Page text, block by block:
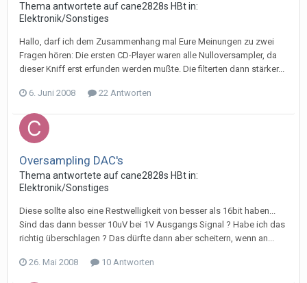
Thema antwortete aufcane2828s HBtin:
Elektronik/Sonstiges
Hallo, darf ich dem Zusammenhang mal Eure Meinungen zu zwei
Fragen hören: Die ersten CD-Player waren alle Nulloversampler, da
dieser Kniff erst erfunden werden mußte. Die filterten dann stärker...
6. Juni 2008 22 Antworten
Oversampling DAC's
Thema antwortete aufcane2828s HBtin:
Elektronik/Sonstiges
Diese sollte also eine Restwelligkeit von besser als 16bit haben...
Sind das dann besser 10uV bei 1V Ausgangs Signal ? Habe ich das
richtig überschlagen ? Das dürfte dann aber scheitern, wenn an...
26. Mai 2008 10 Antworten